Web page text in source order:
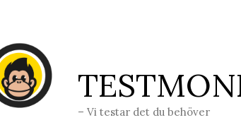
– Vi testar det du behöver